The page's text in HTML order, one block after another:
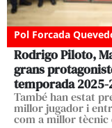
Pol Forcada
Rodrigo Piloto,
grans
temporada 2025-
També han estat
millor jugador i
com a millor tècnic